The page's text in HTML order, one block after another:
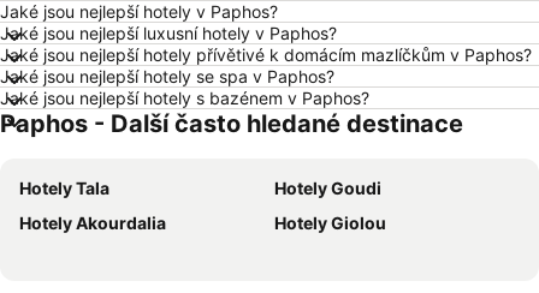
Hotely Kolobrzeg
Hotely Lignano Sabbiadoro
Hotely Nice
Hotely Verona
Hotely České Budějovice
Hotely Manavgat
Hotely Český Krumlov
Hotely Krkonoše
Hotely Polsko
Hotely Albánie
Hotely Egypt
Hotely Kypr
Jaké jsou nejlepší hotely v Paphos?
Jaké jsou nejlepší luxusní hotely v Paphos?
Jaké jsou nejlepší hotely přívětivé k domácím mazlíčkům v Paphos?
Jaké jsou nejlepší hotely se spa v Paphos?
Jaké jsou nejlepší hotely s bazénem v Paphos?
Paphos - Další často hledané destinace
Hotely Tala
Hotely Goudi
Hotely Akourdalia
Hotely Giolou